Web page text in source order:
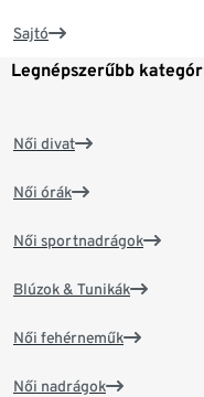
Sajtó
Legnépszerűbb
Női divat
Női órák
Női sportnadrágok
Blúzok & Tunikák
Női fehérneműk
Női nadrágok